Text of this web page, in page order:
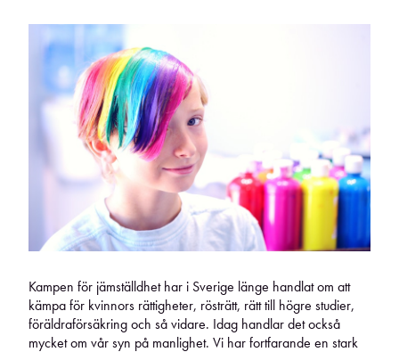
Kampen för jämställdhet har i Sverige länge handlat om att
kämpa för kvinnors rättigheter, rösträtt, rätt till högre studier,
föräldraförsäkring och så vidare. Idag handlar det också
mycket om vår syn på manlighet. Vi har fortfarande en stark